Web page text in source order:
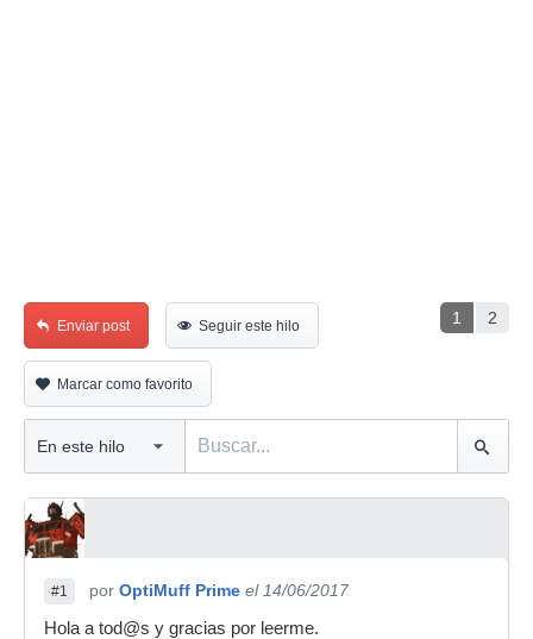
1 2
Enviar post Seguir este hilo
Marcar como favorito
#1 por OptiMuff Prime el 14/06/2017
Hola a tod@s y gracias por leerme.